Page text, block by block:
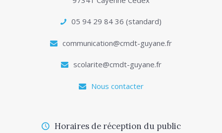
05 94 29 84 36 (standard)
communication@cmdt-guyane.fr
scolarite@cmdt-guyane.fr
Nous contacter
Horaires de réception du public